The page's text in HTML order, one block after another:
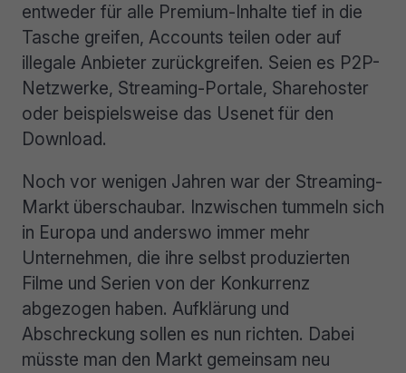
entweder für alle Premium-Inhalte tief in die
Tasche greifen, Accounts teilen oder auf
illegale Anbieter zurückgreifen. Seien es P2P-
Netzwerke, Streaming-Portale, Sharehoster
oder beispielsweise das Usenet für den
Download.
Noch vor wenigen Jahren war der Streaming-
Markt überschaubar. Inzwischen tummeln sich
in Europa und anderswo immer mehr
Unternehmen, die ihre selbst produzierten
Filme und Serien von der Konkurrenz
abgezogen haben. Aufklärung und
Abschreckung sollen es nun richten. Dabei
müsste man den Markt gemeinsam neu